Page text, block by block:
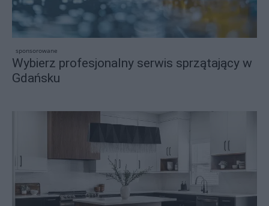
sponsorowane
Wybierz profesjonalny serwis sprzątający w
Gdańsku